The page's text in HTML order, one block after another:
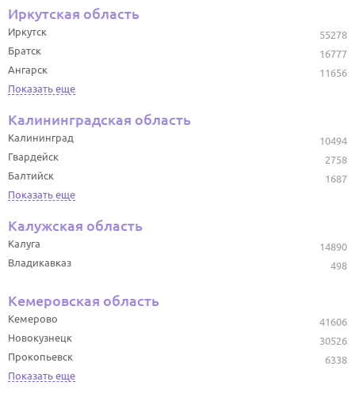
Иркутская область
55278
Иркутск
16777
Братск
11656
Ангарск
Показать еще
Калининградская область
10494
Калининград
2758
Гвардейск
1687
Балтийск
Показать еще
Калужская область
14890
Калуга
498
Владикавказ
Кемеровская область
41606
Кемерово
30526
Новокузнецк
6338
Прокопьевск
Показать еще